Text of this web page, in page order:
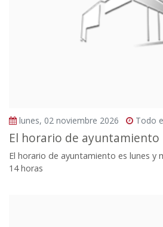
lunes, 02 noviembre 2026 Todo
El horario de ayuntamiento
El horario de ayuntamiento es lunes y
14 horas